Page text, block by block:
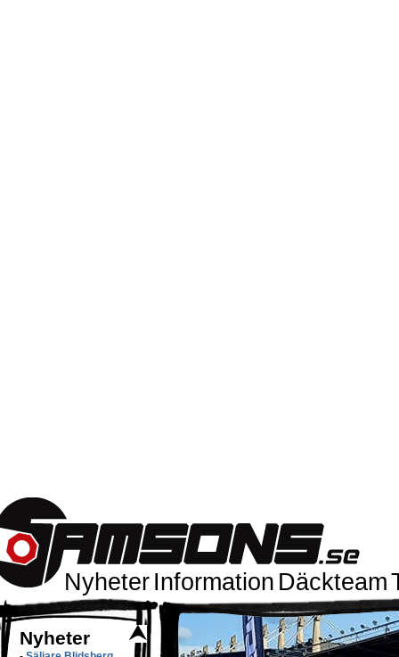
Nyheter Information Däckteam
Nyheter